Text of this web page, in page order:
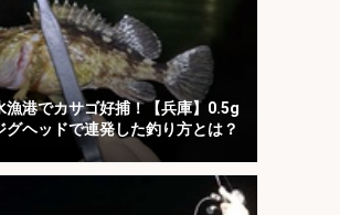
漁港でカサゴ好捕！【兵庫】0.5g
グヘッドで連発した釣り方とは？